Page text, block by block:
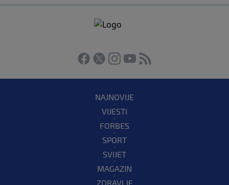
NAJNOVIJE
VIJESTI
FORBES
SPORT
SVIJET
MAGAZIN
ZDRAVLJE